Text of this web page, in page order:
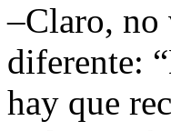
–Claro, no
diferente:
hay que